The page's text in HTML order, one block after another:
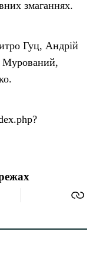
змаганнях.
Гуц, Андрій
Мурований,